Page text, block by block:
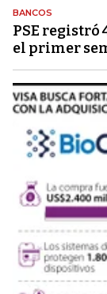
BANCOS
PSE
el primer